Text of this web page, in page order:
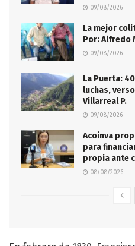
09/08/2026
La mejor
Por: Alfredo
09/08/2026
La Puerta:
luchas,
Villarreal P.
09/08/2026
Acoinva
para
propia ante
08/08/2026